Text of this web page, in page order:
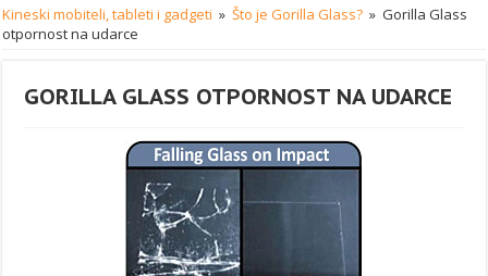
Kineski mobiteli, tableti i gadgeti » Što je Gorilla Glass? » Gorilla Glass
otpornost na udarce
GORILLA GLASS OTPORNOST NA UDARCE